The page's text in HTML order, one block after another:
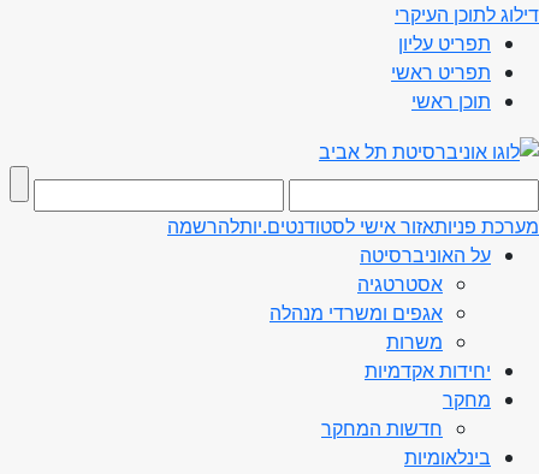
דילוג לתוכן העיקרי
תפריט עליון
תפריט ראשי
תוכן ראשי
מערכת פניותאזור אישי לסטודנטים.יותלהרשמה
על האוניברסיטה
אסטרטגיה
אגפים ומשרדי מנהלה
משרות
יחידות אקדמיות
מחקר
חדשות המחקר
בינלאומיות